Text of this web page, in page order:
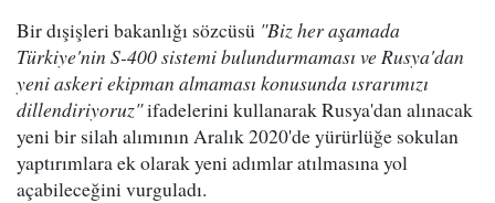
Bir dışişleri bakanlığı sözcüsü "Biz her aşamada
Türkiye'nin S-400 sistemi bulundurmaması ve Rusya'dan
yeni askeri ekipman almaması konusunda ısrarımızı
dillendiriyoruz"ifadelerini kullanarak Rusya'dan alınacak
yeni bir silah alımının Aralık 2020'de yürürlüğe sokulan
yaptırımlara ek olarak yeni adımlar atılmasına yol
açabileceğini vurguladı.